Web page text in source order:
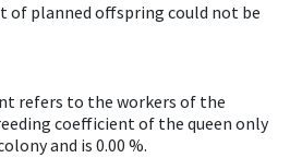
of planned offspring could not be
refers to the workers of the
coefficient of the queen only
and is 0.00 %.